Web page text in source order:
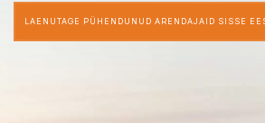
LAENUTAGE PÜHENDUNUD ARENDAJAID SISSE